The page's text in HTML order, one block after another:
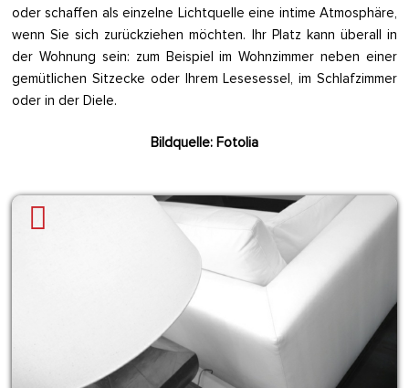
oder schaffen als einzelne Lichtquelle eine intime Atmosphäre,
wenn Sie sich zurückziehen möchten. Ihr Platz kann überall in
der Wohnung sein: zum Beispiel im Wohnzimmer neben einer
gemütlichen Sitzecke oder Ihrem Lesesessel, im Schlafzimmer
oder in der Diele.
Bildquelle: Fotolia